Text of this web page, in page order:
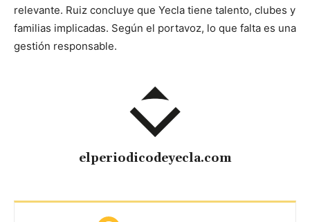
relevante. Ruiz concluye que Yecla tiene talento, clubes y
familias implicadas. Según el portavoz, lo que falta es una
gestión responsable.
elperiodicodeyecla.com